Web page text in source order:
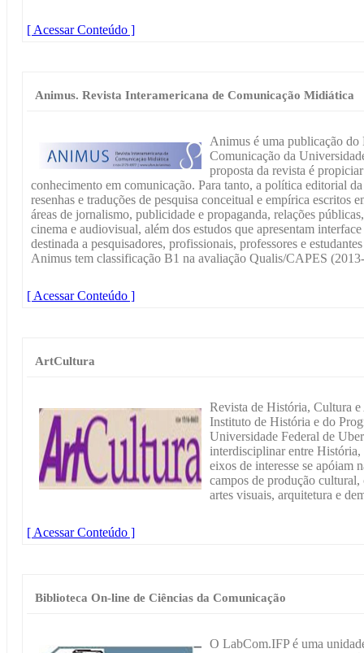
[ Acessar Conteúdo ]
Animus. Revista Interamericana de Comunicação Midiática
Animus é uma publicação do
Comunicação da
proposta da revista é
conhecimento em comunicação. Para tanto, a política editorial
resenhas e traduções de pesquisa conceitual e empírica escritos
áreas de jornalismo, publicidade e propaganda, relações
cinema e audiovisual, além dos estudos que apresentam
destinada a pesquisadores, profissionais, professores e
Animus tem classificação B1 na avaliação Qualis/CAPES
[ Acessar Conteúdo ]
ArtCultura
Revista de História, Cultura
Instituto de História e do
Universidade Federal de
interdisciplinar entre História,
eixos de interesse se apóiam
campos de produção
artes visuais, arquitetura e
[ Acessar Conteúdo ]
Biblioteca On-line de Ciências da Comunicação
O LabCom.IFP é uma